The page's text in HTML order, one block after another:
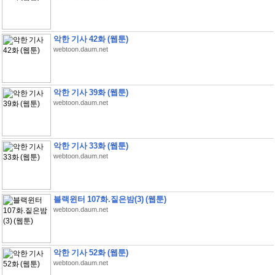
악한 기사 42화 (웹툰)
webtoon.daum.net
악한 기사 39화 (웹툰)
webtoon.daum.net
악한 기사 33화 (웹툰)
webtoon.daum.net
블랙윈터 107화.짙은밤(3) (웹툰)
webtoon.daum.net
악한 기사 52화 (웹툰)
webtoon.daum.net